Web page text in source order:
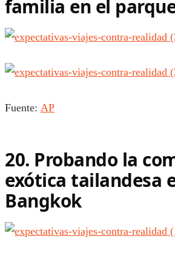
familia en el
Fuente: AP
20. Probando la
exótica tailandesa
Bangkok